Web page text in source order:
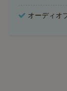
オーディオ